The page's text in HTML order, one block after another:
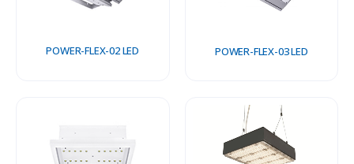
POWER-FLEX-02 LED POWER-FLEX-03 LED